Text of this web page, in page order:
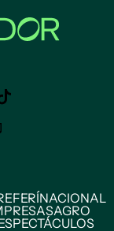
NACIONAL
AGRO